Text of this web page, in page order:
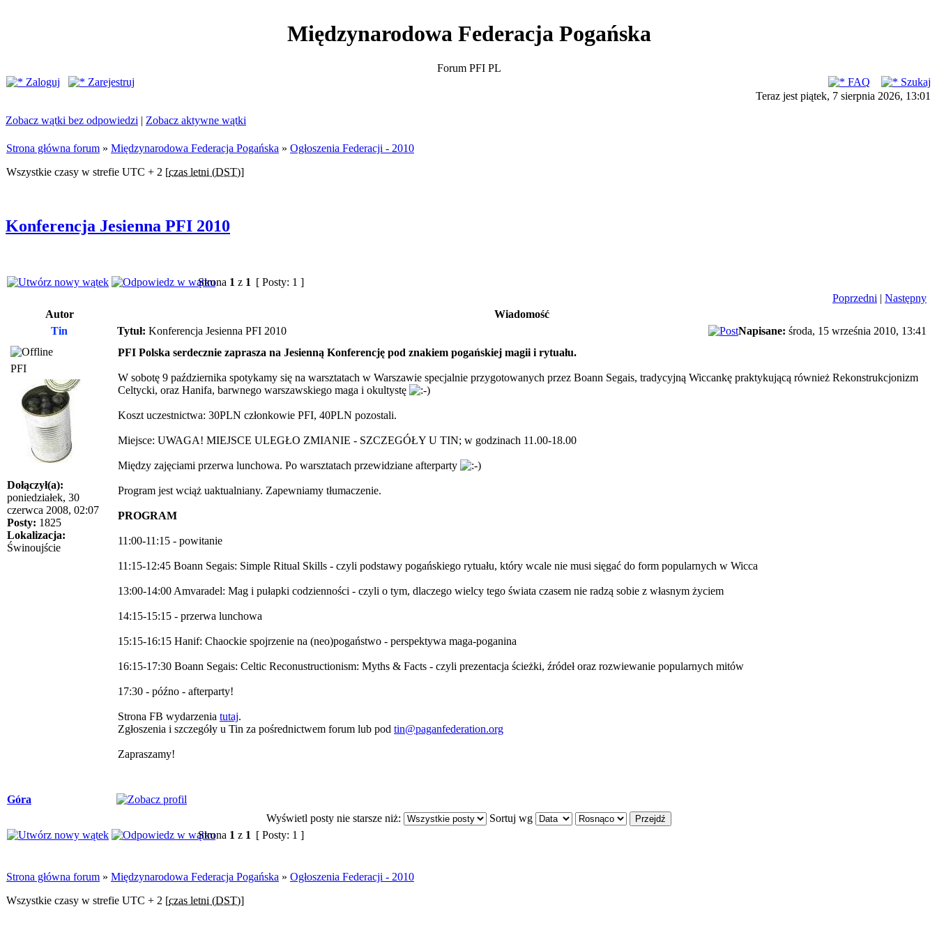
Międzynarodowa Federacja Pogańska
Forum PFI PL
Zaloguj
Zarejestruj FAQ
Szukaj
Teraz jest piątek, 7 sierpnia 2026, 13:01
Zobacz wątki bez odpowiedzi | Zobacz aktywne wątki
Strona główna forum » Międzynarodowa Federacja Pogańska » Ogłoszenia Federacji - 2010
Wszystkie czasy w strefie UTC + 2 [czas letni (DST)]
Konferencja Jesienna PFI 2010
Strona 1 z 1 [ Posty: 1 ]
Poprzedni | Następny
Autor
Wiadomość
Tin
Tytuł: Konferencja Jesienna PFI 2010 Napisane: środa, 15 września 2010, 13:41
PFI
Dołączył(a):
poniedziałek, 30
czerwca 2008, 02:07
Posty: 1825
Lokalizacja:
Świnoujście
PFI Polska serdecznie zaprasza na Jesienną Konferencję pod znakiem pogańskiej magii i rytuału.
W sobotę 9 października spotykamy się na warsztatach w Warszawie specjalnie przygotowanych przez Boann Segais, tradycyjną Wiccankę praktykującą również Rekonstrukcjonizm
Celtycki, oraz Hanifa, barwnego warszawskiego maga i okultystę
Koszt uczestnictwa: 30PLN członkowie PFI, 40PLN pozostali.
Miejsce: UWAGA! MIEJSCE ULEGŁO ZMIANIE - SZCZEGÓŁY U TIN; w godzinach 11.00-18.00
Między zajęciami przerwa lunchowa. Po warsztatach przewidziane afterparty
Program jest wciąż uaktualniany. Zapewniamy tłumaczenie.
PROGRAM
11:00-11:15 - powitanie
11:15-12:45 Boann Segais: Simple Ritual Skills - czyli podstawy pogańskiego rytuału, który wcale nie musi sięgać do form popularnych w Wicca
13:00-14:00 Amvaradel: Mag i pułapki codzienności - czyli o tym, dlaczego wielcy tego świata czasem nie radzą sobie z własnym życiem
14:15-15:15 - przerwa lunchowa
15:15-16:15 Hanif: Chaockie spojrzenie na (neo)pogaństwo - perspektywa maga-poganina
16:15-17:30 Boann Segais: Celtic Reconustructionism: Myths & Facts - czyli prezentacja ścieżki, źródeł oraz rozwiewanie popularnych mitów
17:30 - późno - afterparty!
Strona FB wydarzenia tutaj.
Zgłoszenia i szczegóły u Tin za pośrednictwem forum lub pod tin@paganfederation.org
Zapraszamy!
Góra
Wyświetl posty nie starsze niż:
Sortuj wg
Strona 1 z 1 [ Posty: 1 ]
Strona główna forum » Międzynarodowa Federacja Pogańska » Ogłoszenia Federacji - 2010
Wszystkie czasy w strefie UTC + 2 [czas letni (DST)]